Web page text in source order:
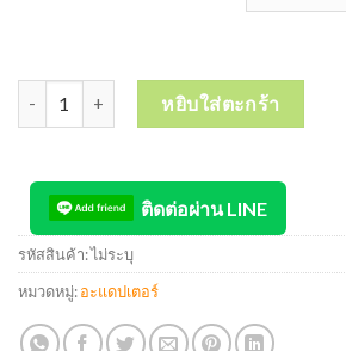
จำนวน GLINK อะแดปเตอร์แปลงไฟ 12V
หยิบใส่ตะกร้า
ติดต่อผ่าน LINE
รหัสสินค้า:ไม่ระบุ
หมวดหมู่:อะแดปเตอร์